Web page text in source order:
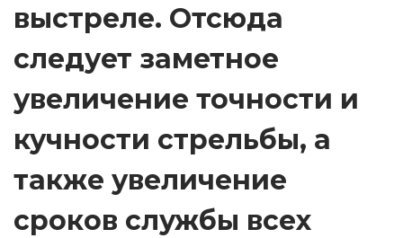
т
о
в
к
И
Ж
3
выстреле. Отсюда
следует заметное
увеличение точности и
кучности стрельбы, а
также увеличение
сроков службы всех